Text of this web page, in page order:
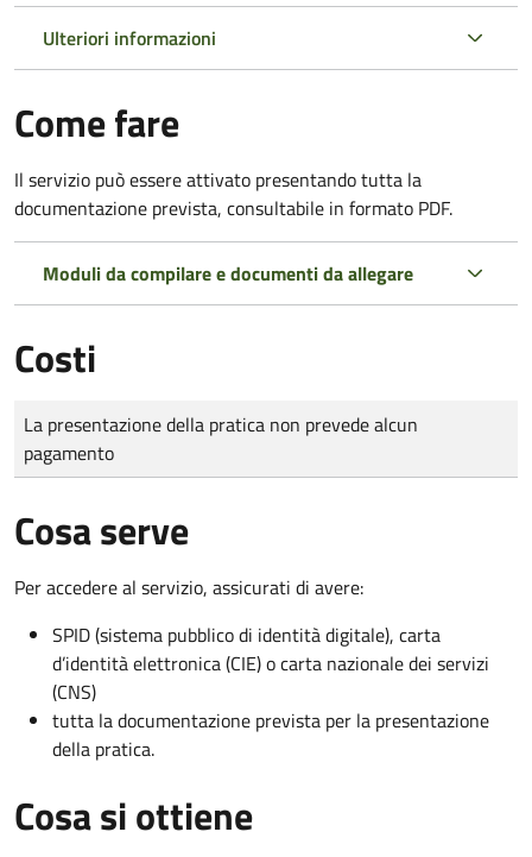
Ulteriori informazioni
Come fare
Il servizio può essere attivato presentando tutta la
documentazione prevista, consultabile in formato PDF.
Moduli da compilare e documenti da allegare
Costi
Tipo di pagamento
Importo
La presentazione della pratica non prevede alcun
pagamento
Cosa serve
Per accedere al servizio, assicurati di avere:
SPID (sistema pubblico di identità digitale), carta
d’identità elettronica (CIE) o carta nazionale dei servizi
(CNS)
tutta la documentazione prevista per la presentazione
della pratica.
Cosa si ottiene